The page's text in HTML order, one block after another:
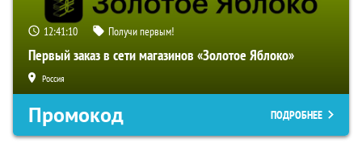
12:41:09 Получи первым!
Первый заказ в сети магазинов «Золотое Яблоко»
Россия
Промокод ПОДРОБНЕЕ